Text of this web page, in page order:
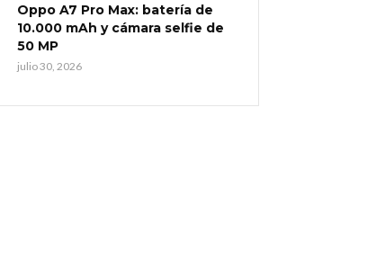
Oppo A7 Pro Max: batería de
10.000 mAh y cámara selfie de
50 MP
julio 30, 2026